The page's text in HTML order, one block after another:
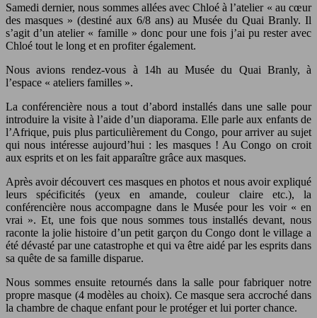
Samedi dernier, nous sommes allées avec Chloé à l’atelier « au cœur
des masques » (destiné aux 6/8 ans) au Musée du Quai Branly. Il
s’agit d’un atelier « famille » donc pour une fois j’ai pu rester avec
Chloé tout le long et en profiter également.
Nous avions rendez-vous à 14h au Musée du Quai Branly, à
l’espace « ateliers familles ».
La conférencière nous a tout d’abord installés dans une salle pour
introduire la visite à l’aide d’un diaporama. Elle parle aux enfants de
l’Afrique, puis plus particulièrement du Congo, pour arriver au sujet
qui nous intéresse aujourd’hui : les masques ! Au Congo on croit
aux esprits et on les fait apparaître grâce aux masques.
Après avoir découvert ces masques en photos et nous avoir expliqué
leurs spécificités (yeux en amande, couleur claire etc.), la
conférencière nous accompagne dans le Musée pour les voir « en
vrai ». Et, une fois que nous sommes tous installés devant, nous
raconte la jolie histoire d’un petit garçon du Congo dont le village a
été dévasté par une catastrophe et qui va être aidé par les esprits dans
sa quête de sa famille disparue.
Nous sommes ensuite retournés dans la salle pour fabriquer notre
propre masque (4 modèles au choix). Ce masque sera accroché dans
la chambre de chaque enfant pour le protéger et lui porter chance.